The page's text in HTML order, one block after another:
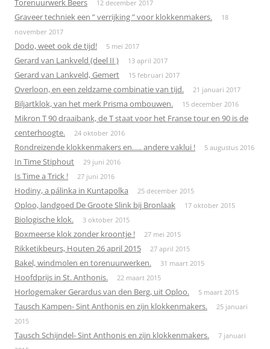
Torenuurwerk Beers 12 december 2017
Graveer techniek een ” verrijking ” voor klokkenmakers.
18
november 2017
Dodo, weet ook de tijd! 5 mei 2017
Gerard van Lankveld (deel II ) 13 april 2017
Gerard van Lankveld, Gemert 15 februari 2017
Overloon, en een zeldzame combinatie van tijd. 21 januari 2017
Biljartklok, van het merk Prisma ombouwen. 15 december 2016
Mikron T 90 draaibank, de T staat voor het Franse tour en 90 is de
centerhoogte.
24 oktober 2016
Rondreizende klokkenmakers en….. andere vaklui ! 5 augustus 2016
In Time Stiphout 29 juni 2016
Is Time a Trick ! 27 juni 2016
Hodiny, a pálinka in Kuntapolka 25 december 2015
Oploo, landgoed De Groote Slink bij Bronlaak 17 oktober 2015
Biologische klok. 3 oktober 2015
Boxmeerse klok zonder kroontje ! 27 mei 2015
Rikketikbeurs, Houten 26 april 2015 27 april 2015
Bakel, windmolen en torenuurwerken. 31 maart 2015
Hoofdprijs in St. Anthonis. 22 maart 2015
Horlogemaker Gerardus van den Berg, uit Oploo. 5 maart 2015
Tausch Kampen- Sint Anthonis en zijn klokkenmakers.
25 januari
2015
Tausch Schijndel- Sint Anthonis en zijn klokkenmakers.
7 januari